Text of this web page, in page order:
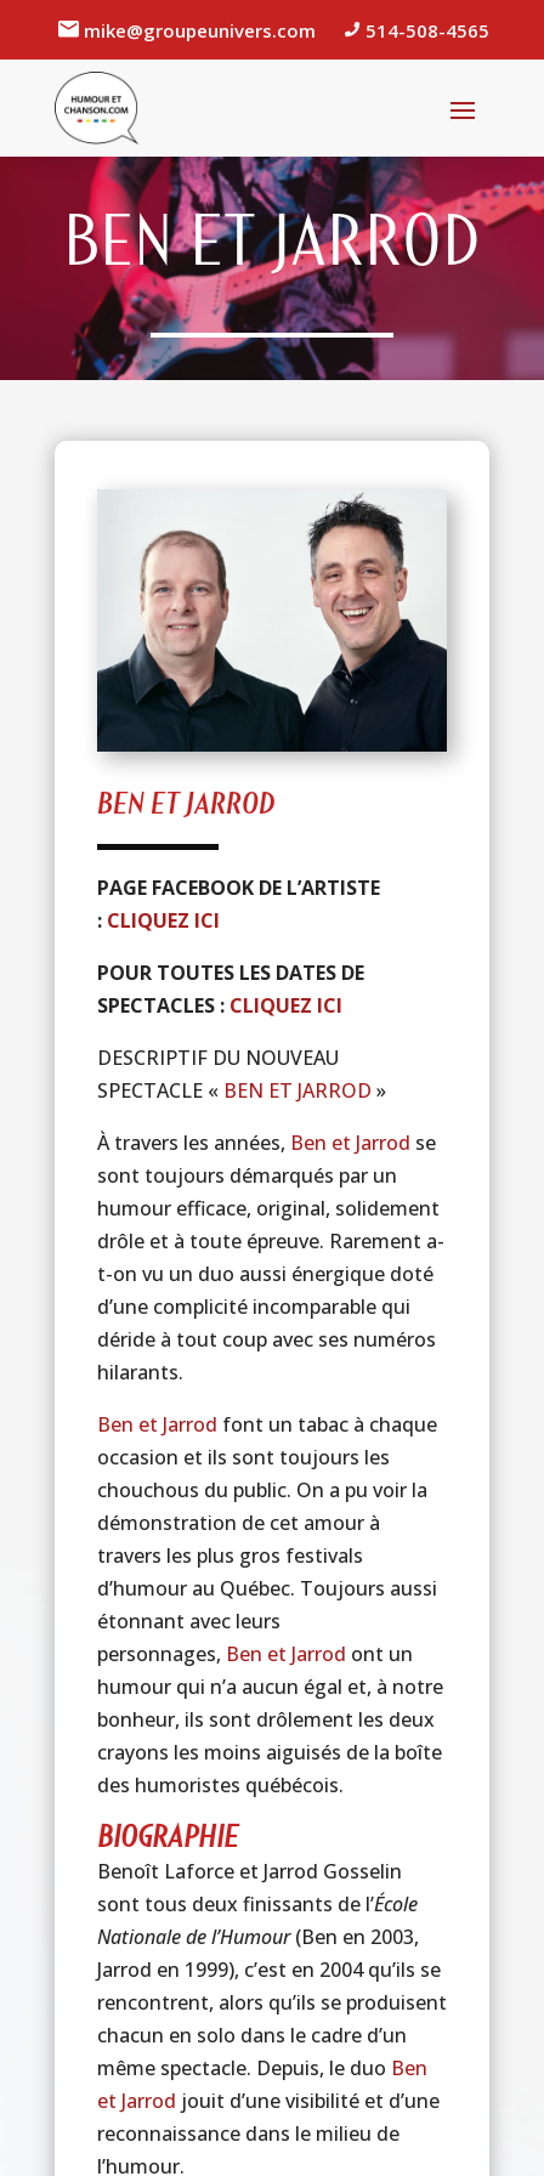
mike@groupeunivers.com 514-508-4565
BEN ET JARROD
BEN ET JARROD
PAGE FACEBOOK DE L’ARTISTE
: CLIQUEZ ICI
POUR TOUTES LES DATES DE
SPECTACLES : CLIQUEZ ICI
DESCRIPTIF DU NOUVEAU
SPECTACLE « BEN ET JARROD »
À travers les années, Ben et Jarrod se
sont toujours démarqués par un
humour efficace, original, solidement
drôle et à toute épreuve. Rarement a-
t-on vu un duo aussi énergique doté
d’une complicité incomparable qui
déride à tout coup avec ses numéros
hilarants.
Ben et Jarrod font un tabac à chaque
occasion et ils sont toujours les
chouchous du public. On a pu voir la
démonstration de cet amour à
travers les plus gros festivals
d’humour au Québec. Toujours aussi
étonnant avec leurs
personnages, Ben et Jarrod ont un
humour qui n’a aucun égal et, à notre
bonheur, ils sont drôlement les deux
crayons les moins aiguisés de la boîte
des humoristes québécois.
BIOGRAPHIE
Benoît Laforce et Jarrod Gosselin
sont tous deux finissants de l’École
Nationale de l’Humour (Ben en 2003,
Jarrod en 1999), c’est en 2004 qu’ils se
rencontrent, alors qu’ils se produisent
chacun en solo dans le cadre d’un
même spectacle. Depuis, le duo Ben
et Jarrod jouit d’une visibilité et d’une
reconnaissance dans le milieu de
l’humour.